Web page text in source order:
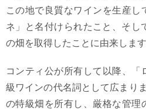
この地で良質なワインを生産し
ネ」と名付けられたこと、そし
の畑を取得したことに由来します
コンティ公が所有して以降、「
級ワインの代名詞として広まり
の特級畑を所有し、厳格な管理